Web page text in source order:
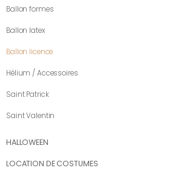
Ballon formes
Ballon latex
Ballon licence
Hélium / Accessoires
Saint Patrick
Saint Valentin
HALLOWEEN
LOCATION DE COSTUMES